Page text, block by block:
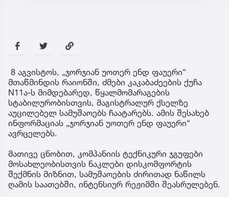
8 აგვისტოს, „ჯორჯიან უოთერ ენდ ფაუერი“
მთაწმინდის რაიონში, ძმები კაკაბაძეების ქუჩა
N11ა-ს მიმდებარედ, წყალმომარაგების
სტაბილურობისთვის, მაგისტრალურ ქსელზე
აუცილებელ სამუშაოებს ჩაატარებს. ამის შესახებ
ინფორმაციას „ჯორჯიან უოთერ ენდ ფაუერი“
ავრცელებს.
მათივე ცნობით, კომპანიის ტექნიკური ჯგუფები
მოსახლეობისთვის ნაკლები დისკომფორტის
შექმნის მიზნით, სამუშაოების ძირითად ნაწილს
ღამის საათებში, ინტენსიურ რეჟიმში შეასრულებენ.